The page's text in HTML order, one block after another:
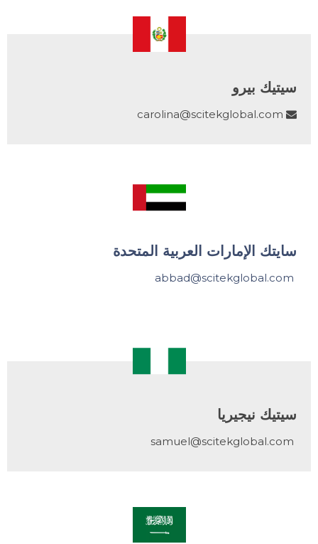
سيتيك بيرو

سايتك الإمارات العربية المتحدة
سيتيك نيجيريا